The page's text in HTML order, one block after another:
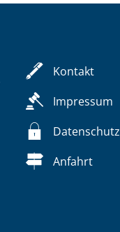
Kontakt
Impressum
Datenschutz
Anfahrt